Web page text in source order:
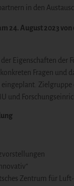
in den
24. August 2023 von
Eigenschaften der
Fragen und
Zielgruppe
und
Zentrum für